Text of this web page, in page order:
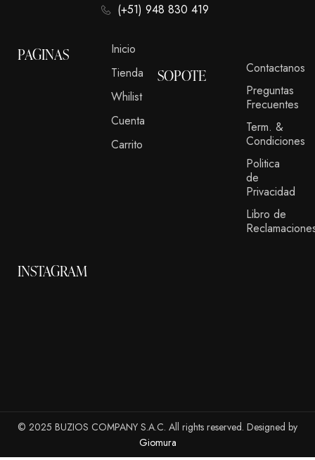
(+51) 948 830 419
PAGINAS
Inicio
Tienda
Whilist
Cuenta
Carrito
SOPOTE
Contactanos
Preguntas
Frecuentes
Term. &
Condiciones
Politica
de
Privacidad
Libro de
INSTAGRAM
© 2025 BUZIOS COMPANY S.A.C. All rights reserved. Designed by
Giomura